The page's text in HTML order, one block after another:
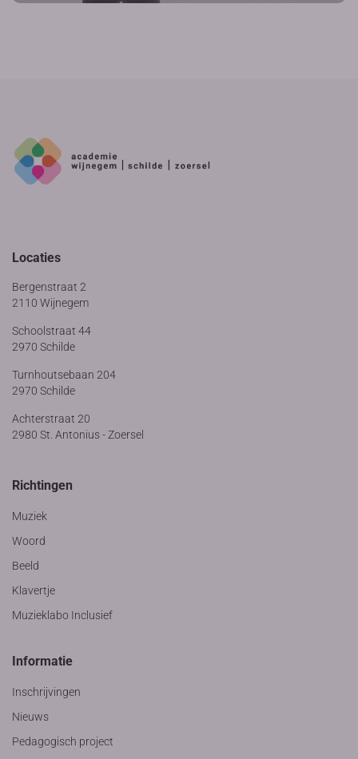
Locaties
Bergenstraat 2
2110 Wijnegem
Schoolstraat 44
2970 Schilde
Turnhoutsebaan 204
2970 Schilde
Achterstraat 20
2980 St. Antonius - Zoersel
Richtingen
Muziek
Woord
Beeld
Klavertje
Muzieklabo Inclusief
Informatie
Inschrijvingen
Nieuws
Pedagogisch project